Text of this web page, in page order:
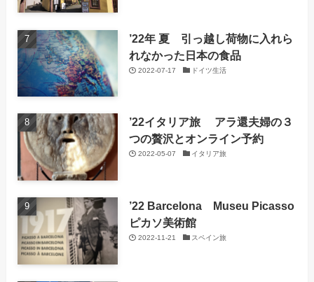
’22年 夏 引っ越し荷物に入れら
れなかった日本の食品
2022-07-17 ドイツ生活
’22イタリア旅 アラ還夫婦の３
つの贅沢とオンライン予約
2022-05-07 イタリア旅
’22 Barcelona Museu Picasso
ピカソ美術館
2022-11-21 スペイン旅